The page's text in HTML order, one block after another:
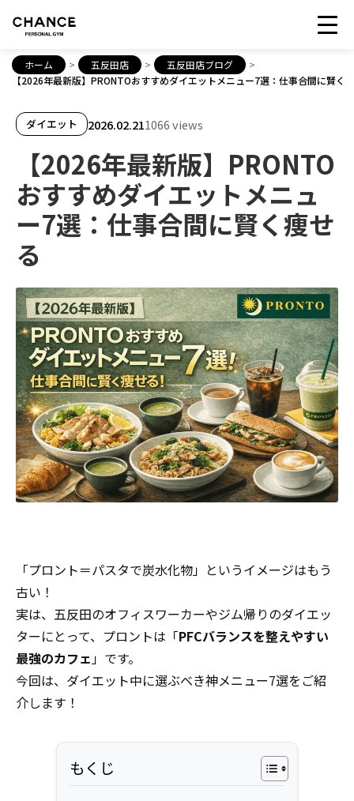
ホーム > 五反田店 > 五反田店ブログ
>
【2026年最新版】PRONTOおすすめダイエットメニュー7選：仕事合間に賢く
ダイエット 2026.02.211066 views
【2026年最新版】PRONTO
おすすめダイエットメニュ
ー7選：仕事合間に賢く痩せ
る
「プロント＝パスタで炭水化物」というイメージはもう
古い！
実は、五反田のオフィスワーカーやジム帰りのダイエッ
ターにとって、プロントは「PFCバランスを整えやすい
最強のカフェ」です。
今回は、ダイエット中に選ぶべき神メニュー7選をご紹
介します！
もくじ